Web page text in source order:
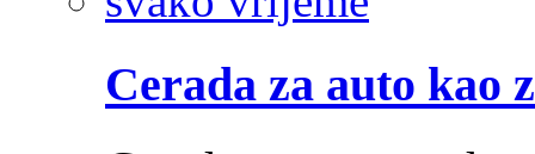
Cerada za auto kao